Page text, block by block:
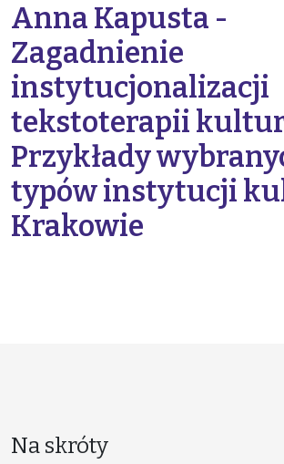
Anna Kapusta -
Zagadnienie
instytucjonalizacji
tekstoterapii
Przykłady
typów instytucji
Krakowie
Na skróty